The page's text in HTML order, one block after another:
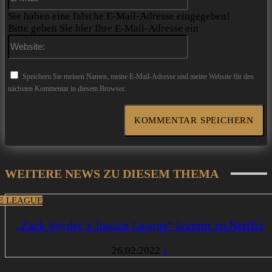
Sie haben eine falsche E-Mail-Adresse eingegeben!
Bitte geben Sie hier Ihre E-Mail-Adresse ein
Speichern Sie meinen Namen, meine E-Mail-Adresse und meine Website für den
nächsten Kommentar in diesem Browser.
WEITERE NEWS ZU DIESEM THEMA
LEAGUE
„Zack Snyder’s Justice League“ kommt zu Netflix
26.02.2022 1